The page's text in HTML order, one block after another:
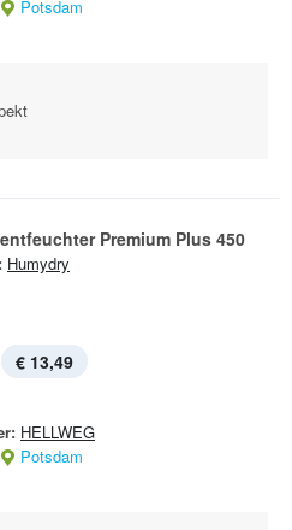
Potsdam
Premium Plus 450
Humydry
€ 13,49
HELLWEG
Potsdam